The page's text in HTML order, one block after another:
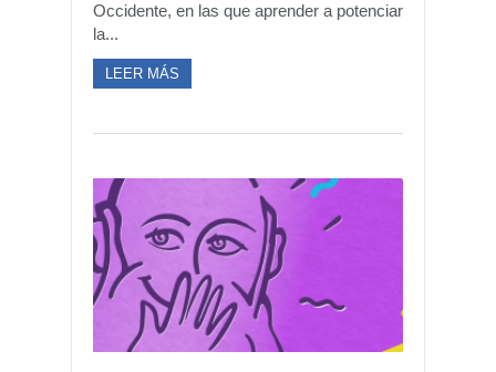
Occidente, en las que aprender a potenciar
la...
LEER MÁS